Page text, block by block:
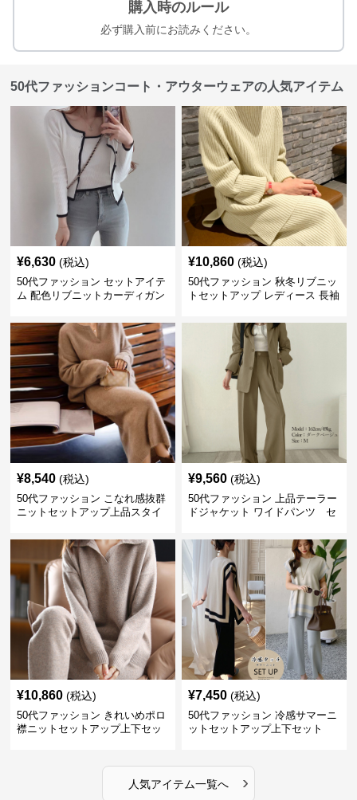
購入時のルール
必ず購入前にお読みください。
50代ファッションコート・アウターウェアの人気アイテム
¥6,630 (税込)
50代ファッション セットアイテ
ム 配色リブニットカーディガン
¥10,860 (税込)
50代ファッション 秋冬リブニッ
トセットアップ レディース 長袖
¥8,540 (税込)
50代ファッション こなれ感抜群
ニットセットアップ上品スタイ
¥9,560 (税込)
50代ファッション 上品テーラー
ドジャケット ワイドパンツ セ
¥10,860 (税込)
50代ファッション きれいめポロ
襟ニットセットアップ上下セッ
¥7,450 (税込)
50代ファッション 冷感サマーニ
ットセットアップ上下セット
人気アイテム一覧へ ›